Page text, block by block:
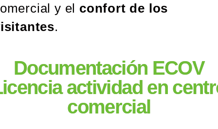
y el confort de los
.
Documentación ECOV
actividad en
comercial